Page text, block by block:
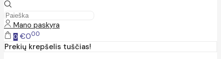
Mano paskyra
0 €000
Prekių krepšelis tuščias!